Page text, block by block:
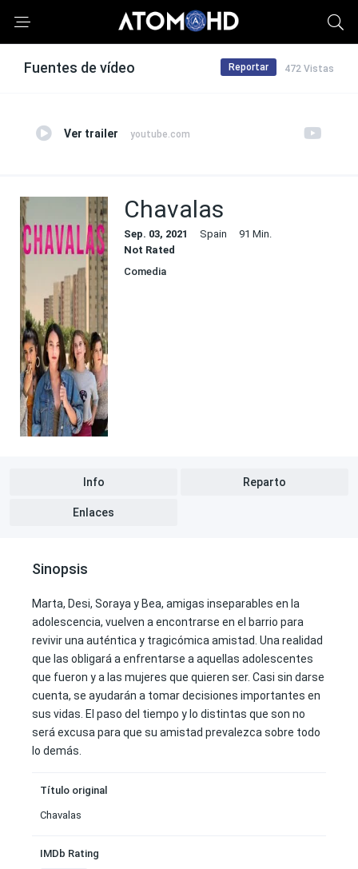
Fuentes de vídeo 472 Vistas
Reportar
Ver trailer youtube.com
Chavalas
Sep. 03, 2021 Spain
91 Min.
Not Rated
Comedia
Info Reparto
Enlaces
Sinopsis
Marta, Desi, Soraya y Bea, amigas inseparables en la
adolescencia, vuelven a encontrarse en el barrio para
revivir una auténtica y tragicómica amistad. Una realidad
que las obligará a enfrentarse a aquellas adolescentes
que fueron y a las mujeres que quieren ser. Casi sin darse
cuenta, se ayudarán a tomar decisiones importantes en
sus vidas. El paso del tiempo y lo distintas que son no
será excusa para que su amistad prevalezca sobre todo
lo demás.
Título original
Chavalas
IMDb Rating